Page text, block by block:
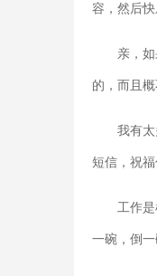
容，然后快
亲，
的，而且
我有
短信，祝福
工作是
一碗，倒一